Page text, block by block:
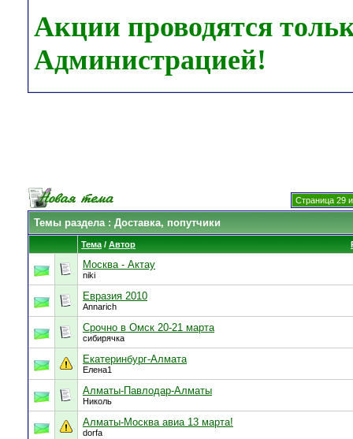
Акции проводятся
Администрацией!
Страница 29
Темы раздела: Доставка, попутчики
Тема / Автор
Москва - Актау
niki
Евразия 2010
Annarich
Срочно в Омск 20-21 марта
сибирячка
Екатеринбург-Алмата
Елена1
Алматы-Павлодар-Алматы
Николь
Алматы-Москва авиа 13 марта!
dorfa